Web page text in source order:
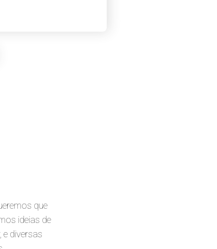
que
ideias de
diversas